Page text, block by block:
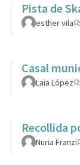
Pista de
esther vila
Casal
Laia López
Recollida
Nuria Franzi